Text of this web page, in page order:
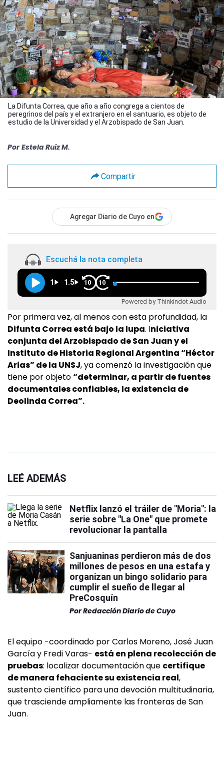
La Difunta Correa, que año a año congrega a cientos de
peregrinos del país y el extranjero en el santuario, es objeto de
estudio de la Universidad y el Arzobispado de San Juan.
Por Estela Ruiz M.
Compartir
Agregar Diario de Cuyo en
Escuchá la nota completa
1 1.5 10 10
Powered by Thinkindot Audio
Por primera vez, al menos con esta profundidad, la
Difunta Correa está bajo la lupa. Iniciativa
conjunta del Arzobispado de San Juan y el
Instituto de Historia Regional Argentina “Héctor
Arias” de la UNSJ, ya comenzó la investigación que
tiene por objeto“determinar, a partir de fuentes
documentales confiables, la existencia de
Deolinda Correa”.
LEÉ ADEMÁS
Netflix lanzó el tráiler de "Moria": la
serie sobre "La One" que promete
revolucionar la pantalla
Sanjuaninas perdieron más de dos
millones de pesos en una estafa y
organizan un bingo solidario para
cumplir el sueño de llegar al
PreCosquín
PorRedacción Diario de Cuyo
El equipo -coordinado por Carlos Moreno, José Juan
García y Fredi Varas- está en plena recolección de
pruebas: localizar documentación que certifique
de manera fehaciente su existencia real,
sustento científico para una devoción multitudinaria,
que trasciende ampliamente las fronteras de San
Juan.